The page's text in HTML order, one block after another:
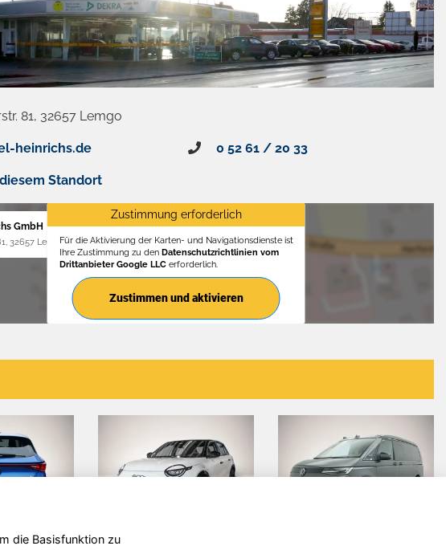
81, 32657 Lemgo
heinrichs.de 0 52 61 / 20 33
Standort
GmbH
32657 Lemgo
Zustimmung erforderlich
Für die Aktivierung der Karten- und Navigationsdienste ist
Ihre Zustimmung zu den Datenschutzrichtlinien vom
Drittanbieter Google LLCerforderlich.
Zustimmen und aktivieren
die Basisfunktion zu